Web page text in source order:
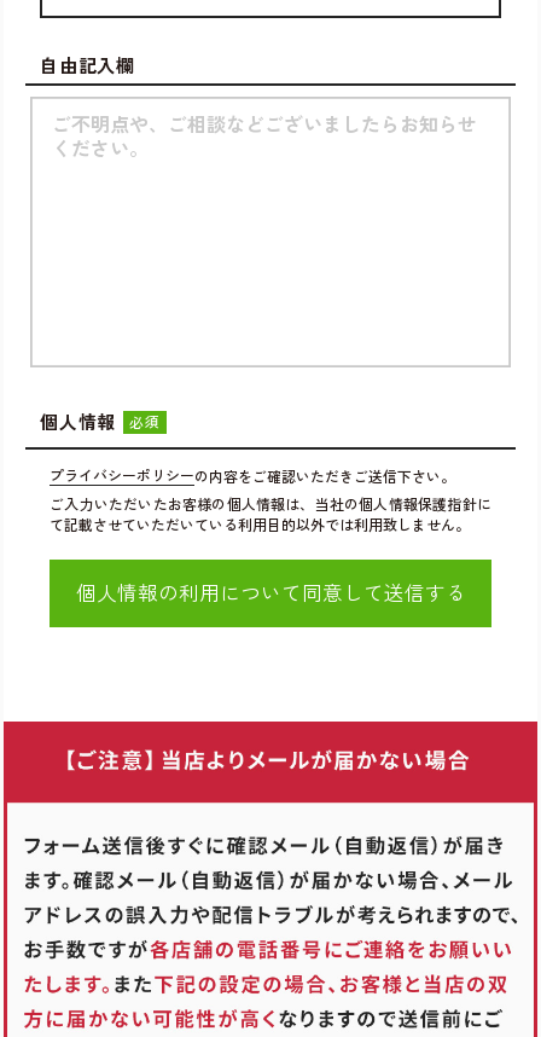
自由記入欄
個人情報 必須
プライバシーポリシーの内容をご確認いただきご送信下さい。
ご入力いただいたお客様の個人情報は、当社の個人情報保護指針に
て記載させていただいている利用目的以外では利用致しません。